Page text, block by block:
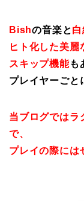
Bishの音楽と白
ヒト化した美麗
スキップ機能も
プレイヤーごと
当ブログではラ
で、
プレイの際には